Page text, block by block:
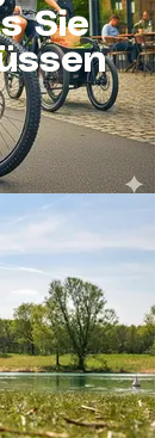
Sie